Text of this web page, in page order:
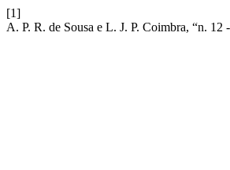
[1]
A. P. R. de Sousa e L. J. P. Coimbra, “n.